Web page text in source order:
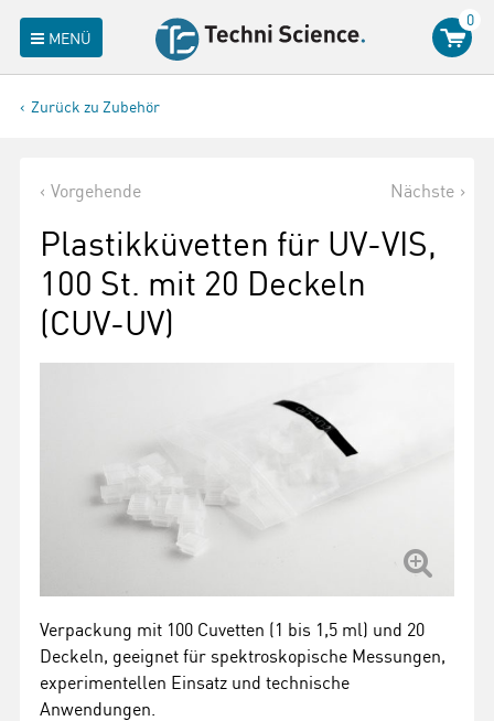
MENÜ
0
Zurück zu Zubehör
Vorgehende Nächste
Plastikküvetten für UV-VIS,
100 St. mit 20 Deckeln
(CUV-UV)
Verpackung mit 100 Cuvetten (1 bis 1,5 ml) und 20
Deckeln, geeignet für spektroskopische Messungen,
experimentellen Einsatz und technische
Anwendungen.